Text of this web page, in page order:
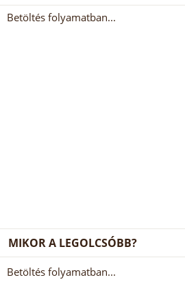
Betöltés folyamatban...
MIKOR A LEGOLCSÓBB?
Betöltés folyamatban...